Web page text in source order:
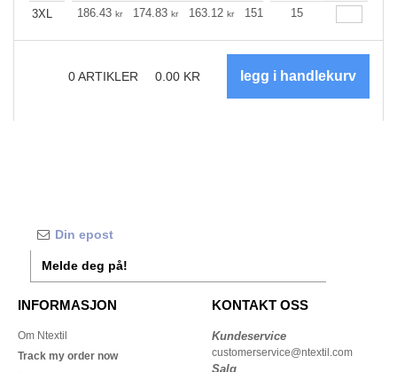
3XL
186.43 kr 174.83 kr 163.12 kr 151.53 139.82
15
0ARTIKLER 0.00 KR
Melde deg på!
INFORMASJON
Om Ntextil
Track my order now
KONTAKT OSS
Kundeservice
customerservice@ntextil.com
Salg